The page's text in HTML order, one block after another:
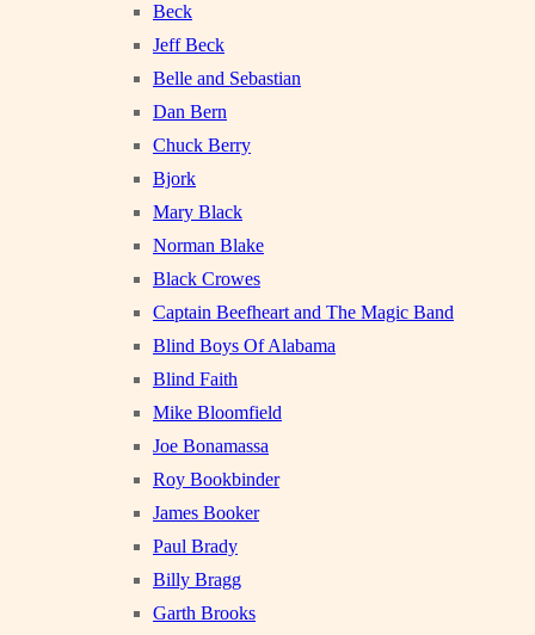
Beck
Jeff Beck
Belle and Sebastian
Dan Bern
Chuck Berry
Bjork
Mary Black
Norman Blake
Black Crowes
Captain Beefheart and The Magic Band
Blind Boys Of Alabama
Blind Faith
Mike Bloomfield
Joe Bonamassa
Roy Bookbinder
James Booker
Paul Brady
Billy Bragg
Garth Brooks